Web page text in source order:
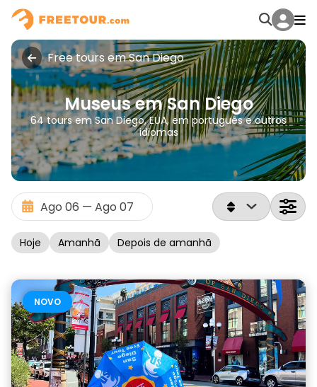
Free tours em San Diego
Museus em San Diego
64 tours em San Diego, EUA, em português e outros
idiomas
Hoje Amanhã Depois de amanhã
NOVO